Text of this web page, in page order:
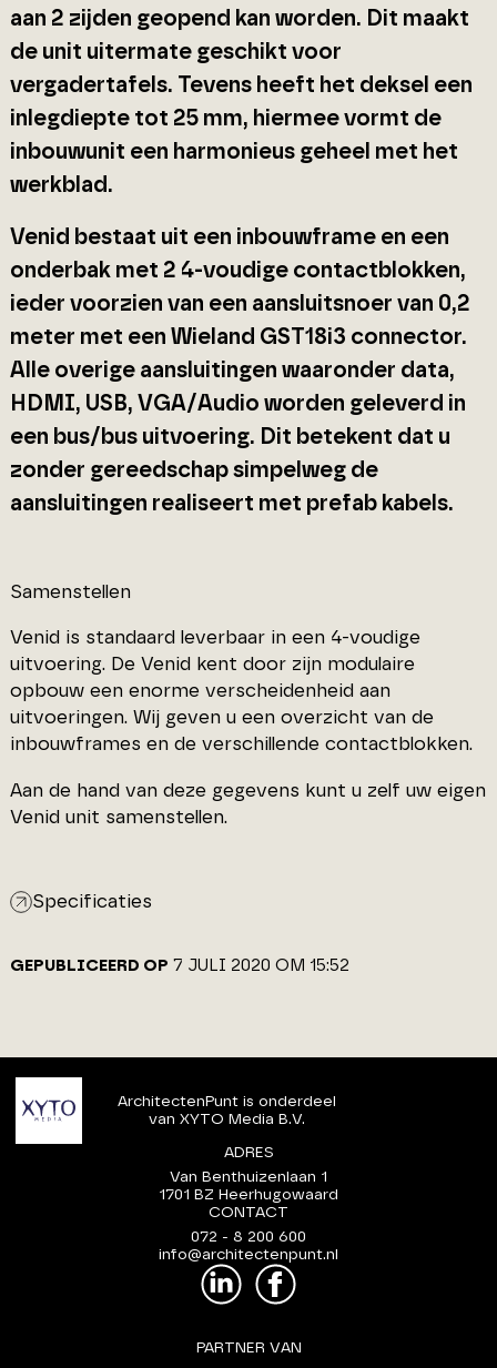
aan 2 zijden geopend kan worden. Dit maakt
de unit uitermate geschikt voor
vergadertafels. Tevens heeft het deksel een
inlegdiepte tot 25 mm, hiermee vormt de
inbouwunit een harmonieus geheel met het
werkblad.
Venid bestaat uit een inbouwframe en een
onderbak met 2 4-voudige contactblokken,
ieder voorzien van een aansluitsnoer van 0,2
meter met een Wieland GST18i3 connector.
Alle overige aansluitingen waaronder data,
HDMI, USB, VGA/Audio worden geleverd in
een bus/bus uitvoering. Dit betekent dat u
zonder gereedschap simpelweg de
aansluitingen realiseert met prefab kabels.
Samenstellen
Venid is standaard leverbaar in een 4-voudige
uitvoering. De Venid kent door zijn modulaire
opbouw een enorme verscheidenheid aan
uitvoeringen. Wij geven u een overzicht van de
inbouwframes en de verschillende contactblokken.
Aan de hand van deze gegevens kunt u zelf uw eigen
Venid unit samenstellen.
Specificaties
GEPUBLICEERD OP 7 JULI 2020 OM 15:52
ArchitectenPunt is onderdeel
van XYTO Media B.V.
ADRES
Van Benthuizenlaan 1
1701 BZ Heerhugowaard
CONTACT
072 - 8 200 600
info@architectenpunt.nl
PARTNER VAN